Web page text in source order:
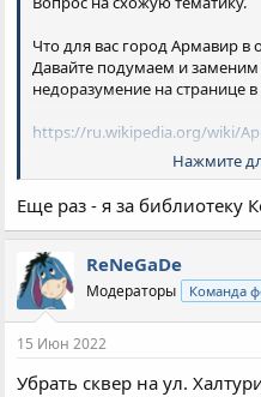
Что для вас город Армавир в
Давайте подумаем и
недоразумение на странице
https://ru.wikipedia.org/wiki/
Гришбургерную и
Нажмите
Еще раз - я за библиотеку
ReNeGaDe
Модераторы Команда
15 Июн 2022
Убрать сквер на ул.